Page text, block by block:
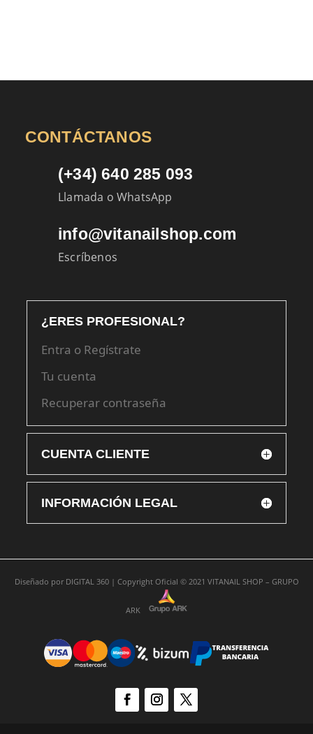
CONTÁCTANOS
(+34) 640 285 093
Llamada o WhatsApp
info@vitanailshop.com
Escríbenos
¿ERES PROFESIONAL?
Entra o Regístrate
Tu cuenta
Recuperar contraseña
CUENTA CLIENTE
INFORMACIÓN LEGAL
Diseñado por DIGITAL 360 | Copyright Oficial © 2021 VITANAIL SHOP – GRUPO
ARK